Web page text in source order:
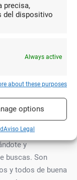
precisa,
del dispositivo
Always active
about these purposes
options
Aviso Legal
arte,
cuenta que es
Lo mejor
e instrucciones
no les
con paciencia
y
buscas. Son
y todos de buena